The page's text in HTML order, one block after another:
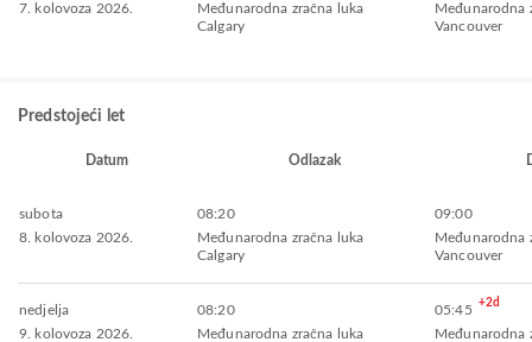
7. kolovoza 2026.
Međunarodna zračna luka
Calgary
Međunarodna
Vancouver
Predstojeći let
Datum Odlazak
subota
8. kolovoza 2026.
08:20
Međunarodna zračna luka
Calgary
09:00
Međunarodna
Vancouver
nedjelja
9. kolovoza 2026.
08:20
Međunarodna zračna luka
05:45 +2d
Međunarodna